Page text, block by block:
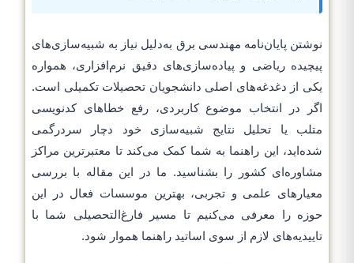
نوشتن پایان‌نامه مهندسی برق به‌دلیل نیاز به شبیه‌سازی‌های
پیچیده ریاضی و پیاده‌سازی‌های دقیق نرم‌افزاری، همواره
یکی از دغدغه‌های اصلی دانشجویان تحصیلات تکمیلی است.
اگر در انتخاب موضوع کاربردی، رفع خطاهای کدنویسی
متلب یا تحلیل نتایج شبیه‌سازی خود دچار سردرگمی
شده‌اید، این راهنما به شما کمک می‌کند تا معتبرترین مراکز
مشاوره‌ای کشور را بشناسید. ما در این مقاله با بررسی
معیارهای علمی و تجربی، بهترین موسسات فعال در این
حوزه را معرفی می‌کنیم تا مسیر فارغ‌التحصیلی شما با
تاییدیه‌های لازم از سوی اساتید راهنما هموار شود.